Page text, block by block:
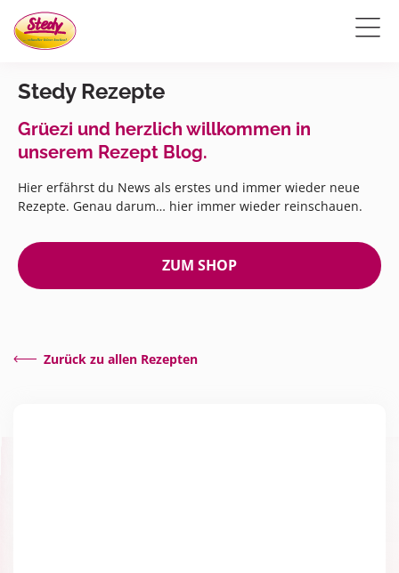
Stedy Rezepte
Grüezi und herzlich willkommen in
unserem Rezept Blog.
Hier erfährst du News als erstes und immer wieder neue
Rezepte. Genau darum… hier immer wieder reinschauen.
ZUM SHOP
Zurück zu allen Rezepten